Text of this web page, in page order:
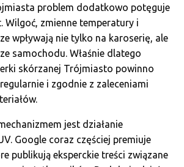
problem dodatkowo potęguje
Wilgoć, zmienne temperatury i
wpływają nie tylko na karoserię, ale
samochodu. Właśnie dlatego
skórzanej Trójmiasto powinno
i zgodnie z zaleceniami
jest działanie
Google coraz częściej premiuje
publikują eksperckie treści związane